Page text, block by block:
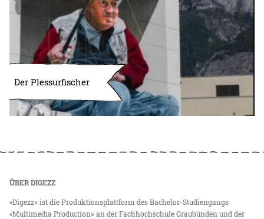
Der Plessurfischer
ÜBER DIGEZZ
«Digezz» ist die Produktionsplattform des Bachelor-Studiengangs
«Multimedia Production» an der Fachhochschule Graubünden und der